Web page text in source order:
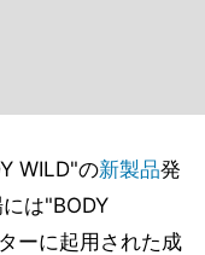
WILD"の新製品発
は"BODY
ーに起用された成